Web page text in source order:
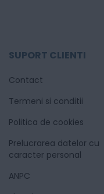
SUPORT CLIENTI
Contact
Termeni si conditii
Politica de cookies
Prelucrarea datelor cu
caracter personal
ANPC